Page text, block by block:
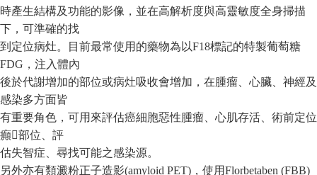
時產生結構及功能的影像，並在高解析度與高靈敏度全身掃描
下，可準確的找
到定位病灶。目前最常使用的藥物為以F18標記的特製葡萄糖
FDG，注入體內
後於代謝增加的部位或病灶吸收會增加，在腫瘤、心臟、神經及
感染多方面皆
有重要角色，可用來評估癌細胞惡性腫瘤、心肌存活、術前定位
癲部位、評
估失智症、尋找可能之感染源。
另外亦有類澱粉正子造影(amyloid PET)，使用Florbetaben (FBB)